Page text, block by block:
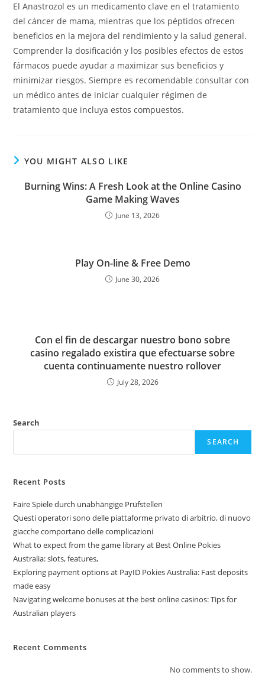
El Anastrozol es un medicamento clave en el tratamiento
del cáncer de mama, mientras que los péptidos ofrecen
beneficios en la mejora del rendimiento y la salud general.
Comprender la dosificación y los posibles efectos de estos
fármacos puede ayudar a maximizar sus beneficios y
minimizar riesgos. Siempre es recomendable consultar con
un médico antes de iniciar cualquier régimen de
tratamiento que incluya estos compuestos.
YOU MIGHT ALSO LIKE
Burning Wins: A Fresh Look at the Online Casino
Game Making Waves
June 13, 2026
Play On-line & Free Demo
June 30, 2026
Con el fin de descargar nuestro bono sobre
casino regalado existira que efectuarse sobre
cuenta continuamente nuestro rollover
July 28, 2026
Search
SEARCH
Recent Posts
Faire Spiele durch unabhängige Prüfstellen
Questi operatori sono delle piattaforme privato di arbitrio, di nuovo
giacche comportano delle complicazioni
What to expect from the game library at Best Online Pokies
Australia: slots, features,
Exploring payment options at PayID Pokies Australia: Fast deposits
made easy
Navigating welcome bonuses at the best online casinos: Tips for
Australian players
Recent Comments
No comments to show.